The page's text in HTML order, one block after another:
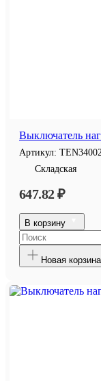
Выключатель
Артикул:
Складская
647.82 ₽
В корзину
Новая корзина